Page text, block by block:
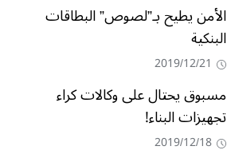
الأمن يطيح بـ”لصوص” البطاقات
البنكية
2019/12/21
مسبوق يحتال على وكالات كراء
تجهيزات البناء!
2019/12/18